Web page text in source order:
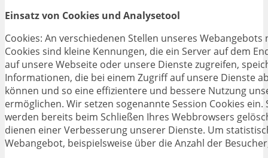
Einsatz von Cookies und Analysetool
Cookies: An verschiedenen Stellen unseres Webangebots
Cookies sind kleine Kennungen, die ein Server auf dem
auf unsere Webseite oder unsere Dienste zugreifen,
Informationen, die bei einem Zugriff auf unsere Dienste
können und so eine effizientere und bessere Nutzung
ermöglichen. Wir setzen sogenannte Session Cookies ein.
werden bereits beim Schließen Ihres Webbrowsers
dienen einer Verbesserung unserer Dienste. Um
Webangebot, beispielsweise über die Anzahl der